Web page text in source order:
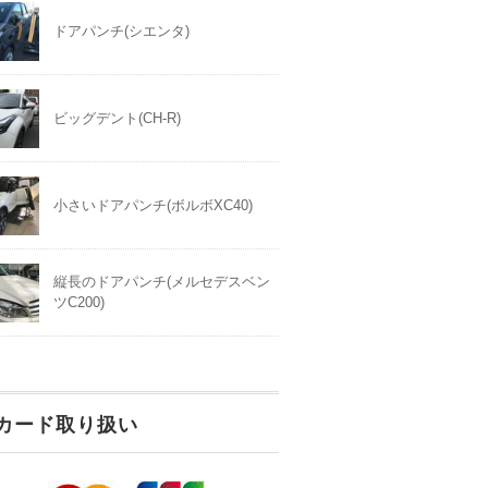
ドアパンチ(シエンタ)
ビッグデント(CH-R)
小さいドアパンチ(ボルボXC40)
縦長のドアパンチ(メルセデスベン
ツC200)
ード取り扱い